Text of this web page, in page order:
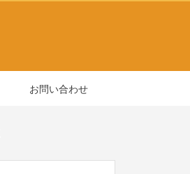
お問い合わせ